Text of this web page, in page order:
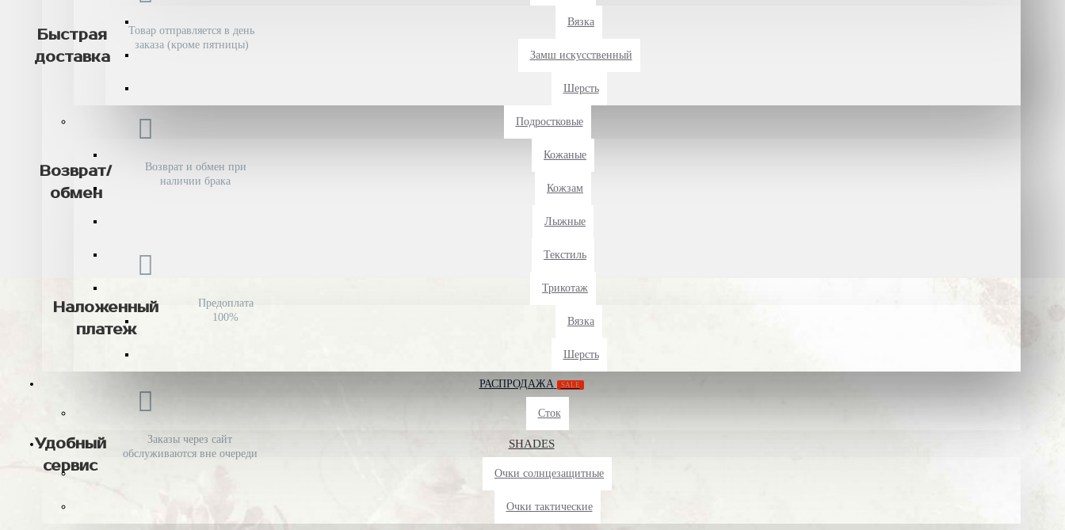
Вязка
Замш искусственный
Шерсть
Подростковые
Кожаные
Кожзам
Лыжные
Текстиль
Трикотаж
Вязка
Шерсть
РАСПРОДАЖА SALE
Сток
SHADES
Очки солнцезащитные
Очки тактические
Быстрая
доставка
Товар отправляется в день
заказа (кроме пятницы)
Возврат/
обмен
Возврат и обмен при
наличии брака
Наложенный
платеж
Предоплата
100%
Удобный
сервис
Заказы через сайт
обслуживаются вне очереди